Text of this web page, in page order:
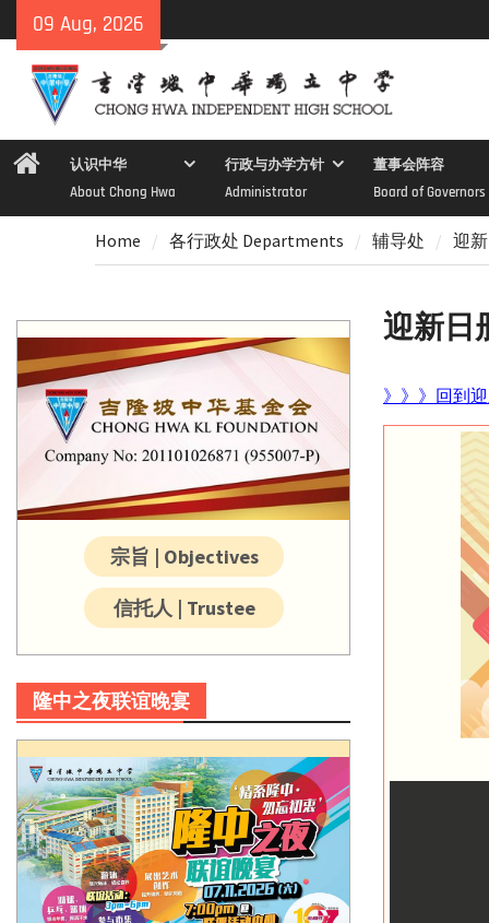
to
content
09 Aug, 2026
Home认识中华
About Chong Hwa
行政与办学方针
Administrator
董事会阵容
Board of Governors
Home 各行政处 Departments 辅导处 迎
迎新日
》》》回到
宗旨 | Objectives
信托人 | Trustee
隆中之夜联谊晚宴